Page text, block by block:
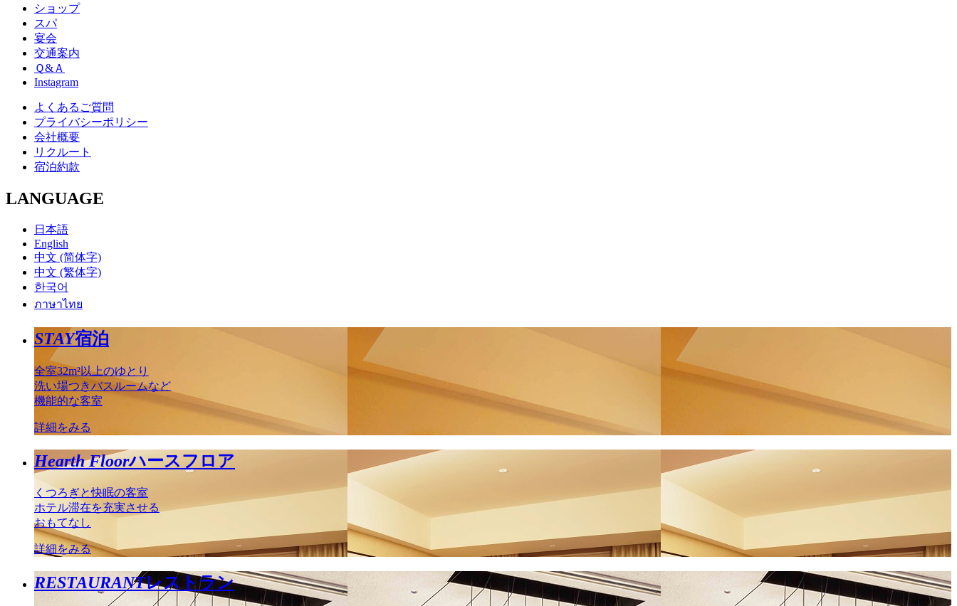
ショップ
スパ
宴会
交通案内
Ｑ&Ａ
Instagram
よくあるご質問
プライバシーポリシー
会社概要
リクルート
宿泊約款
LANGUAGE
日本語
English
中文 (简体字)
中文 (繁体字)
한국어
ภาษาไทย
STAY宿泊
全室32m²以上のゆとり
洗い場つきバスルームなど
機能的な客室
詳細をみる
Hearth Floorハースフロア
くつろぎと快眠の客室
ホテル滞在を充実させる
おもてなし
詳細をみる
RESTAURANTレストラン